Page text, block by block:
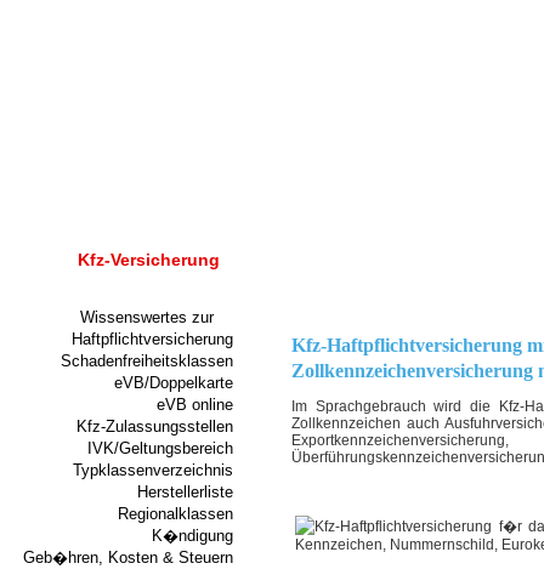
Kfz-Versicherung
Wissenswertes zur
Haftpflichtversicherung
Schadenfreiheitsklassen
eVB/Doppelkarte
eVB online
Kfz-Zulassungsstellen
IVK/Geltungsbereich
Typklassenverzeichnis
Herstellerliste
Regionalklassen
K�ndigung
Geb�hren, Kosten & Steuern
Kfz-Haftpflichtversicherung
Im Sprachgebrauch wird die Kfz-
Zollkennzeichen auch